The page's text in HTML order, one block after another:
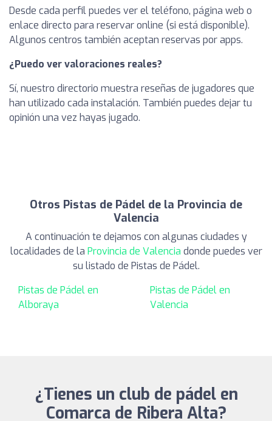
Desde cada perfil puedes ver el teléfono, página web o
enlace directo para reservar online (si está disponible).
Algunos centros también aceptan reservas por apps.
¿Puedo ver valoraciones reales?
Sí, nuestro directorio muestra reseñas de jugadores que
han utilizado cada instalación. También puedes dejar tu
opinión una vez hayas jugado.
Otros Pistas de Pádel de la Provincia de
Valencia
A continuación te dejamos con algunas ciudades y
localidades de la Provincia de Valencia donde puedes ver
su listado de Pistas de Pádel.
Pistas de Pádel en
Alboraya
Pistas de Pádel en
Valencia
¿Tienes un club de pádel en
Comarca de Ribera Alta?